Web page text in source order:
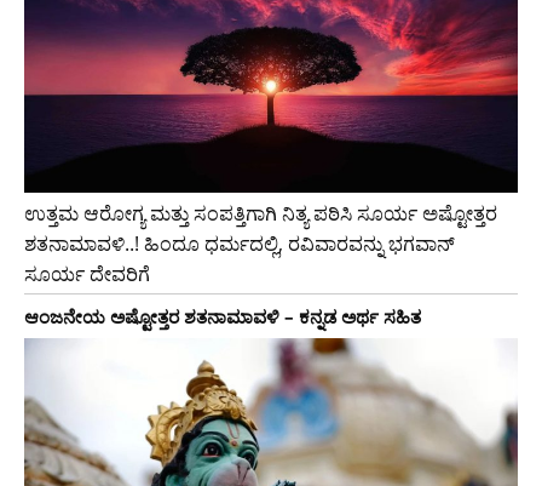
ಉತ್ತಮ ಆರೋಗ್ಯ ಮತ್ತು ಸಂಪತ್ತಿಗಾಗಿ ನಿತ್ಯ ಪಠಿಸಿ ಸೂರ್ಯ ಅಷ್ಟೋತ್ತರ
ಶತನಾಮಾವಳಿ..! ಹಿಂದೂ ಧರ್ಮದಲ್ಲಿ, ರವಿವಾರವನ್ನು ಭಗವಾನ್
ಸೂರ್ಯ ದೇವರಿಗೆ
ಆಂಜನೇಯ ಅಷ್ಟೋತ್ತರ ಶತನಾಮಾವಳಿ – ಕನ್ನಡ ಅರ್ಥ ಸಹಿತ